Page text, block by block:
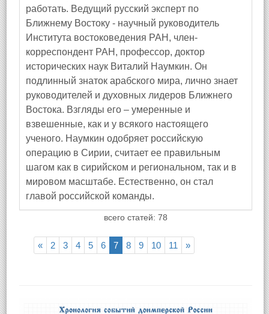
работать. Ведущий русский эксперт по
Ближнему Востоку - научный руководитель
Института востоковедения РАН, член-
корреспондент РАН, профессор, доктор
исторических наук Виталий Наумкин. Он
подлинный знаток арабского мира, лично знает
руководителей и духовных лидеров Ближнего
Востока. Взгляды его – умеренные и
взвешенные, как и у всякого настоящего
ученого. Наумкин одобряет российскую
операцию в Сирии, считает ее правильным
шагом как в сирийском и региональном, так и в
мировом масштабе. Естественно, он стал
главой российской команды.
всего статей: 78
« 2 3 4 5 6 7 8 9 10 11 »